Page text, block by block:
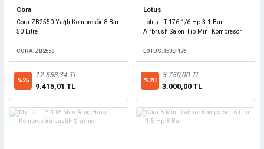
Cora
Cora ZB2550 Yağlı Kompresör 8 Bar
50 Litre
CORA.ZB2550
%25
12.553,34 TL
9.415,01 TL
Lotus
Lotus LT-176 1/6 Hp 3.1 Bar
Airbrush Salon Tip Mini Kompresör
LOTUS.153LT176
%20
3.750,00 TL
3.000,00 TL